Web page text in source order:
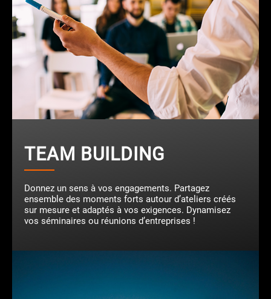
TEAM BUILDING
Donnez un sens à vos engagements. Partagez
ensemble des moments forts autour d’ateliers créés
sur mesure et adaptés à vos exigences. Dynamisez
vos séminaires ou réunions d’entreprises !